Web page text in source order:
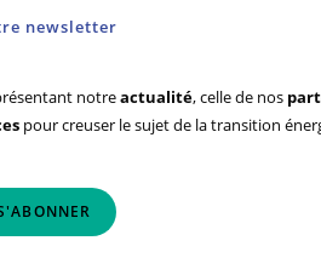
newsletter
notreactualité, celle de nos
pour creuser le sujet de la transition